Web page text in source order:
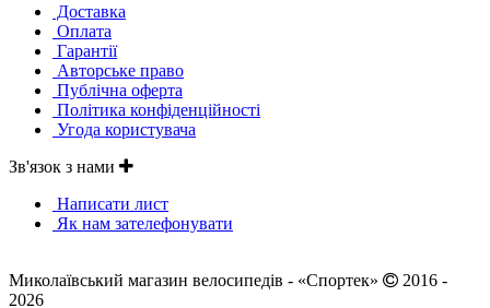
Доставка
Оплата
Гарантії
Авторське право
Публічна оферта
Політика конфіденційності
Угода користувача
Зв'язок з нами
Написати лист
Як нам зателефонувати
Миколаївський магазин велосипедів - «Спортек»
2016 -
2026